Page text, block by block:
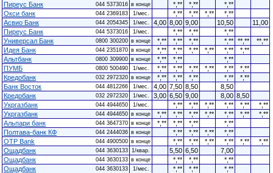
Пиреус Банк
044 5373016 в конце *,** *,**
*,**
Окси банк
044 2369183 1/мес. *,** *,** *,**
*,**
Асвио Банк
044 2054345 1/мес. 4,00 8,00 9,00 10,50
11,00
Пиреус Банк
044 5373016 1/мес. *,** *,**
*,**
Универсал Банк
0800 300200 в конце *,** *,** *,** *,** **,**
**,**
Идея Банк
044 2351870 в конце *,** *,** *,** *,** *,**
*,**
Альтбанк
0800 309900 в конце *,** *,**
*,**
ПУМБ
0800 500490 1/мес. *,** *,** *,** *,** *,**
*,**
Кредобанк
032 2972320 в конце *,** *,** *,** *,**
*,**
Банк Восток
044 4812266 1/мес. 4,00 7,50 8,50
8,50
Кредобанк
032 2972320 1/мес. 3,00 6,50 9,00 8,00 8,50
Укргазбанк
044 4944650 1/мес. *,** *,** *,** *,** *,**
*,**
Укргазбанк
044 4944650 в конце *,** *,** *,** *,** *,** *,**
*,**
Альпари банк
044 3647370 в конце *,** *,** *,**
*,**
Полтава-банк КФ
044 2444036 в конце *,** *,** *,**
*,**
OTP Bank
044 4900500 в конце *,** *,** *,** *,** *,**
*,**
Ощадбанк
044 3630133 1/квар. 5,50 6,50
7,00
Ощадбанк
044 3630133 в конце *,** *,**
*,**
Ощадбанк
044 3630133 1/мес. *,** *,**
*,**